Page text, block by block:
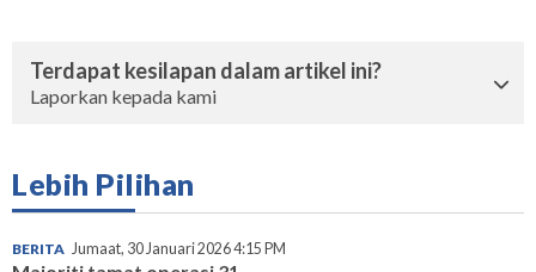
Terdapat kesilapan dalam artikel ini?
Laporkan kepada kami
Lebih Pilihan
BERITA Jumaat, 30 Januari 2026 4:15 PM